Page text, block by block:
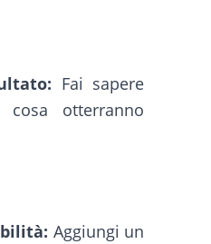
Fai sapere
cosa otterranno
Aggiungi un